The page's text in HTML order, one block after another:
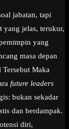
jabatan, tapi
yang jelas, terukur,
yang
masa depan
Maka
future leaders
bukan sekadar
dan berdampak.
diri,